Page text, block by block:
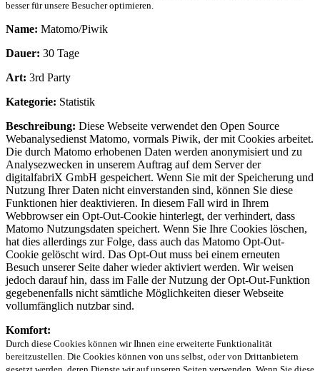
besser für unsere Besucher optimieren.
Name: Matomo/Piwik
Dauer: 30 Tage
Art: 3rd Party
Kategorie: Statistik
Beschreibung: Diese Webseite verwendet den Open Source
Webanalysedienst Matomo, vormals Piwik, der mit Cookies arbeitet.
Die durch Matomo erhobenen Daten werden anonymisiert und zu
Analysezwecken in unserem Auftrag auf dem Server der
digitalfabriX GmbH gespeichert. Wenn Sie mit der Speicherung und
Nutzung Ihrer Daten nicht einverstanden sind, können Sie diese
Funktionen hier deaktivieren. In diesem Fall wird in Ihrem
Webbrowser ein Opt-Out-Cookie hinterlegt, der verhindert, dass
Matomo Nutzungsdaten speichert. Wenn Sie Ihre Cookies löschen,
hat dies allerdings zur Folge, dass auch das Matomo Opt-Out-
Cookie gelöscht wird. Das Opt-Out muss bei einem erneuten
Besuch unserer Seite daher wieder aktiviert werden. Wir weisen
jedoch darauf hin, dass im Falle der Nutzung der Opt-Out-Funktion
gegebenenfalls nicht sämtliche Möglichkeiten dieser Webseite
vollumfänglich nutzbar sind.
Komfort:
Durch diese Cookies können wir Ihnen eine erweiterte Funktionalität
bereitzustellen. Die Cookies können von uns selbst, oder von Drittanbietern